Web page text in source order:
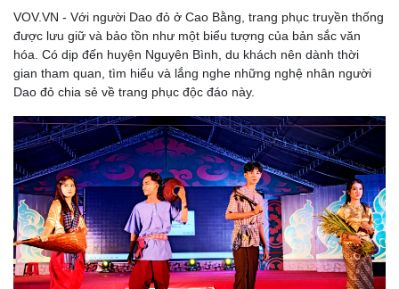
Doanh nghiệp
Thông tin doanh nghiệp
Doanh nghiệp 24h
Công nghệ
Sành điệu
Tin Công nghệ
VOV.VN - Với người Dao đỏ ở Cao Bằng, trang phục truyền thống
được lưu giữ và bảo tồn như một biểu tượng của bản sắc văn
hóa. Có dịp đến huyện Nguyên Bình, du khách nên dành thời
gian tham quan, tìm hiểu và lắng nghe những nghệ nhân người
Dao đỏ chia sẻ về trang phục độc đáo này.